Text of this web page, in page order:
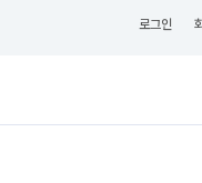
로그인